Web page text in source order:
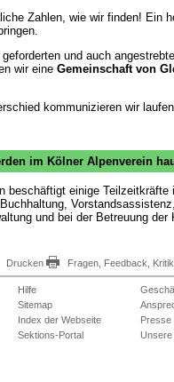
Zahlen, wie wir finden! Ein
und auch
wir eine Gemeinschaft von
kommunizieren wir
im Kölner Alpenverein
beschäftigt einige
und bei der Betreuung der
Drucken Fragen, Feedback, Kritik
Hilfe
Sitemap
Index der Webseite
Sektions-Portal
Presse
Unsere